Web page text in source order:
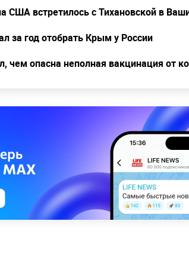
США встретилось с Тихановской в
за год отобрать Крым у России
чем опасна неполная вакцинация от